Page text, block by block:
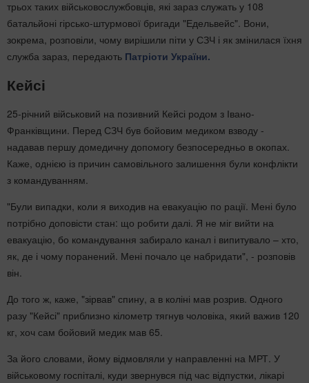
трьох таких військовослужбовців, які зараз служать у 108
батальйоні гірсько-штурмової бригади "Едельвейс". Вони,
зокрема, розповіли, чому вирішили піти у СЗЧ і як змінилася їхня
служба зараз, передають Патріоти України.
Кейсі
25-річний військовий на позивний Кейсі родом з Івано-
Франківщини. Перед СЗЧ був бойовим медиком взводу -
надавав першу домедичну допомогу безпосередньо в окопах.
Каже, однією із причин самовільного залишення були конфлікти
з командуванням.
"Були випадки, коли я виходив на евакуацію по рації. Мені було
потрібно доповісти стан: що робити далі. Я не міг вийти на
евакуацію, бо командування забирало канал і випитувало – хто,
як, де і чому поранений. Мені почало це набридати", - розповів
він.
До того ж, каже, "зірвав" спину, а в коліні мав розрив. Одного
разу "Кейсі" приблизно кілометр тягнув чоловіка, який важив 120
кг, хоч сам бойовий медик мав 65.
За його словами, йому відмовляли у направленні на МРТ. У
військовому госпіталі, куди звернувся під час відпустки, лікарі